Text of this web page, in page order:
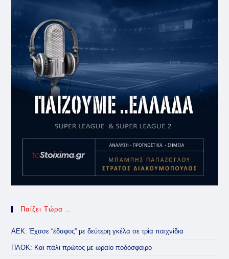
Παίζει Τώρα ..
ΑΕΚ: Έχασε “έδαφος” με δεύτερη γκέλα σε τρία παιχνίδια
ΠΑΟΚ: Και πάλι πρώτος με ωραίο ποδόσφαιρο